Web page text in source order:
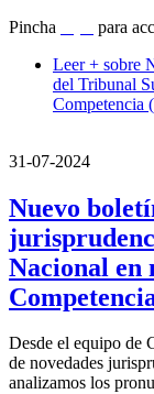
Pincha
para
Leer + sobre
del Tribunal
Competencia
31-07-2024
Nuevo
Nacional en
Desde el equipo de
de novedades
analizamos los